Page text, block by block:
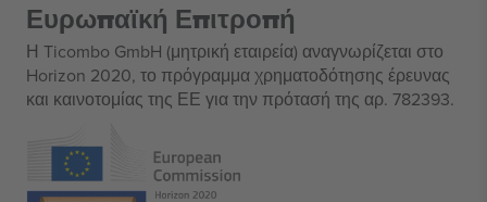
Ευρωπαϊκή Επιτροπή
Η Ticombo GmbH (μητρική εταιρεία) αναγνωρίζεται στο
Horizon 2020, το πρόγραμμα χρηματοδότησης έρευνας
και καινοτομίας της ΕΕ για την πρότασή της αρ. 782393.